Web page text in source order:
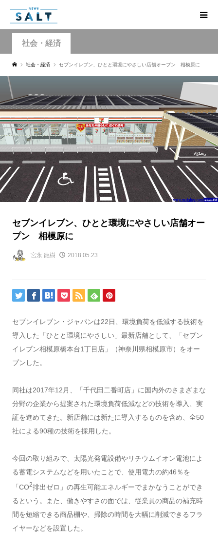
社会・経済
社会・経済 セブンイレブン、ひとと環境にやさしい店舗オープン 相模原に
セブンイレブン、ひとと環境にやさしい店舗オー
プン 相模原に
宮永 龍樹 2018.05.23
セブンイレブン・ジャパンは22日、環境負荷を低減する技術を
導入した「ひとと環境にやさしい」最新店舗として、「セブン
イレブン相模原橋本台1丁目店」（神奈川県相模原市）をオー
プンした。
同社は2017年12月、「千代田二番町店」に国内外のさまざまな
分野の企業から提案された環境負荷低減などの技術を導入、実
証を進めてきた。新店舗には新たに導入するものを含め、全50
社による90種の技術を採用した。
今回の取り組みで、太陽光発電設備やリチウムイオン電池によ
る蓄電システムなどを用いたことで、使用電力の約46％を
「CO2排出ゼロ」の再生可能エネルギーでまかなうことができ
るという。また、働きやすさの面では、従業員の商品の補充時
間を短縮できる商品棚や、掃除の時間を大幅に削減できるフラ
イヤーなどを設置した。